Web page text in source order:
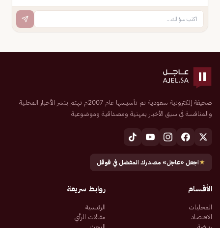
صحيفة إلكترونية سعودية تم تأسيسها عام 2007م تهتم بنشر الأخبار المحلية
والمنافسة في سبق الأخبار بمهنية ومصداقية وموضوعية
★اجعل «عاجل» مصدرك المفضل في قوقل
الأقسام
المحليات
الاقتصاد
روابط سريعة
الرئيسية
مقالات الرأي